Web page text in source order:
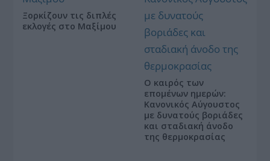
Ξορκίζουν τις διπλές
εκλογές στο Μαξίμου
Ο καιρός των
επομένων ημερών:
Κανονικός Αύγουστος
με δυνατούς βοριάδες
και σταδιακή άνοδο
της θερμοκρασίας